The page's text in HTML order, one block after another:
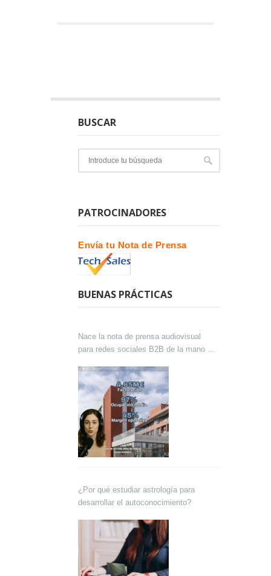
BUSCAR
PATROCINADORES
Envía tu Nota de Prensa
BUENAS PRÁCTICAS
Nace la nota de prensa audiovisual
para redes sociales B2B de la mano de
¿Por qué estudiar astrología para
desarrollar el autoconocimiento?